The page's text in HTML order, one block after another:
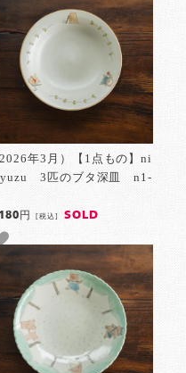
2026年3月）【1点もの】ni
3匹のブタ深皿 n1-
円 [税込] SOLD